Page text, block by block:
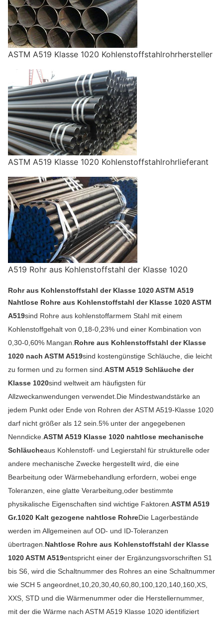
ASTM A519 Klasse 1020 Kohlenstoffstahlrohrhersteller
ASTM A519 Klasse 1020 Kohlenstoffstahlrohrlieferant
A519 Rohr aus Kohlenstoffstahl der Klasse 1020
Rohr aus Kohlenstoffstahl der Klasse 1020 ASTM A519
Nahtlose Rohre aus Kohlenstoffstahl der Klasse 1020 ASTM
A519sind Rohre aus kohlenstoffarmem Stahl mit einem
Kohlenstoffgehalt von 0,18-0,23% und einer Kombination von
0,30-0,60% Mangan. Rohre aus Kohlenstoffstahl der Klasse
1020 nach ASTM A519sind kostengünstige Schläuche, die leicht
zu formen und zu formen sind. ASTM A519 Schläuche der
Klasse 1020sind weltweit am häufigsten für
Allzweckanwendungen verwendet.Die Mindestwandstärke an
jedem Punkt oder Ende von Rohren der ASTM A519-Klasse 1020
darf nicht größer als 12 sein.5% unter der angegebenen
Nenndicke. ASTM A519 Klasse 1020 nahtlose mechanische
Schläucheaus Kohlenstoff- und Legierstahl für strukturelle oder
andere mechanische Zwecke hergestellt wird, die eine
Bearbeitung oder Wärmebehandlung erfordern, wobei enge
Toleranzen, eine glatte Verarbeitung,oder bestimmte
physikalische Eigenschaften sind wichtige Faktoren. ASTM A519
Gr.1020 Kalt gezogene nahtlose RohreDie Lagerbestände
werden im Allgemeinen auf OD- und ID-Toleranzen
übertragen. Nahtlose Rohre aus Kohlenstoffstahl der Klasse
1020 ASTM A519entspricht einer der Ergänzungsvorschriften S1
bis S6, wird die Schaltnummer des Rohres an eine Schaltnummer
wie SCH 5 angeordnet,10,20,30,40,60,80,100,120,140,160,XS,
XXS, STD und die Wärmenummer oder die Herstellernummer,
mit der die Wärme nach ASTM A519 Klasse 1020 identifiziert